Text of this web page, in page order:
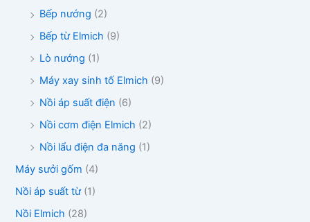
Bếp nướng (2)
Bếp từ Elmich (9)
Lò nướng (1)
Máy xay sinh tố Elmich (9)
Nồi áp suất điện (6)
Nồi cơm điện Elmich (2)
Nồi lẩu điện đa năng (1)
Máy sưởi gốm (4)
Nồi áp suất từ (1)
Nồi Elmich (28)